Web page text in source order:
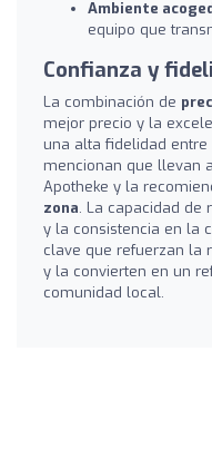
Ambiente
equipo que
Confianza y
La combinación de
mejor precio y la
una alta fidelidad entre
mencionan que llevan
Apotheke y la
zona. La capacidad
y la consistencia en la
clave que refuerzan la
y la convierten en un
comunidad local.